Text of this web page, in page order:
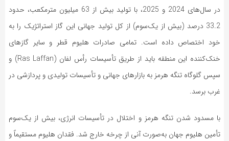
در سال‌های 2024 و 2025، با تولید بیش از 63 میلیون مترمکعب، حدود
33.2 درصد (بیش از یک‌سوم) از کل تولید جهانی این گاز استراتژیک را به
خود اختصاص داده است. تمامی صادرات هلیوم قطر و سایر گازهای
خنک‌کننده این منطقه باید از طریق تأسیسات رأس لفان (Ras Laffan) و
سپس گلوگاه تنگه هرمز به بازارهای جهانی و تأسیسات تولیدی و پردازشی در
غرب برسد.
با مسدود شدن تنگه هرمز و اختلال در تأسیسات انرژی، بیش از یک‌سوم
تأمین هلیوم جهان به‌صورت آنی از چرخه خارج شد. فقدان هلیوم مستقیماً و